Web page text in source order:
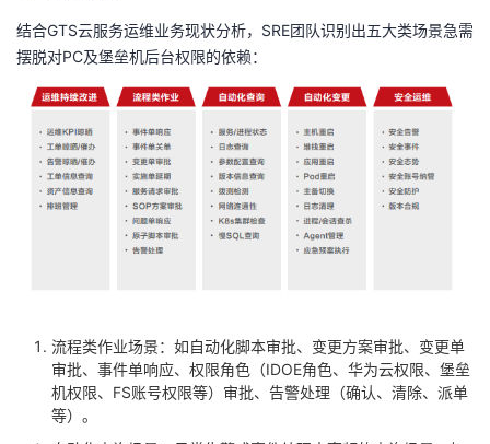
结合GTS云服务运维业务现状分析，SRE团队识别出五大类场景急需
摆脱对PC及堡垒机后台权限的依赖：
流程类作业场景：如自动化脚本审批、变更方案审批、变更单
审批、事件单响应、权限角色（IDOE角色、华为云权限、堡垒
机权限、FS账号权限等）审批、告警处理（确认、清除、派单
等）。